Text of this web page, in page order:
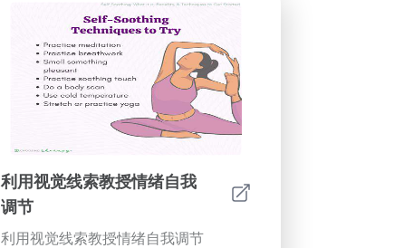
大的幸福感。今天就开始你通向更丰富
生活的正念之旅！
利用视觉线索教授情绪自我
调节
利用视觉线索教授情绪自我调节